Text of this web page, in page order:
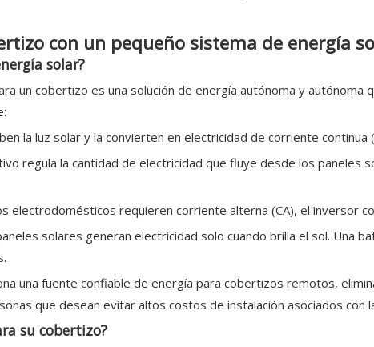
con un pequeño sistema de energía
solar?
un cobertizo es una solución de energía autónoma y
la luz solar y la convierten en electricidad de corriente continua
regula la cantidad de electricidad que fluye desde los paneles
electrodomésticos requieren corriente alterna (CA), el inversor
solares generan electricidad solo cuando brilla el sol. Una
una fuente confiable de energía para cobertizos remotos,
que desean evitar altos costos de instalación asociados con
su cobertizo?